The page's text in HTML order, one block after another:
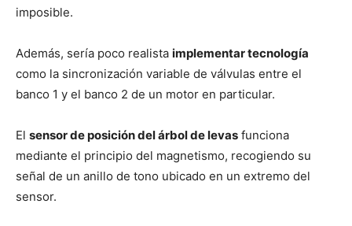
imposible.
Además, sería poco realista implementar tecnología
como la sincronización variable de válvulas entre el
banco 1 y el banco 2 de un motor en particular.
El sensor de posición del árbol de levas funciona
mediante el principio del magnetismo, recogiendo su
señal de un anillo de tono ubicado en un extremo del
sensor.